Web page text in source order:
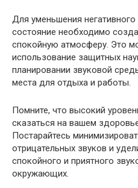
Для уменьшения
состояние необходимо
спокойную атмосферу. Это
использование защитных
планировании звуковой
места для отдыха и работы.
Помните, что высокий
сказаться на вашем
Постарайтесь
отрицательных звуков и
спокойного и приятного
окружающих.